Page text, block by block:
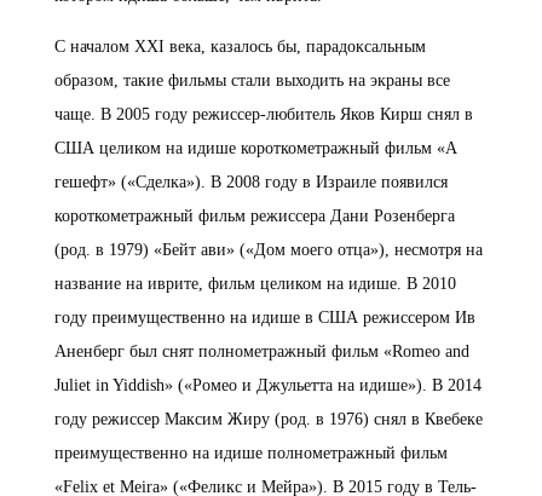
С началом XXI века, казалось бы, парадоксальным
образом, такие фильмы стали выходить на экраны все
чаще. В 2005 году режиссер-любитель Яков Кирш снял в
США целиком на идише короткометражный фильм «А
гешефт» («Сделка»). В 2008 году в Израиле появился
короткометражный фильм режиссера Дани Розенберга
(род. в 1979) «Бейт ави» («Дом моего отца»), несмотря на
название на иврите, фильм целиком на идише. В 2010
году преимущественно на идише в США режиссером Ив
Аненберг был снят полнометражный фильм «Romeo and
Juliet in Yiddish» («Ромео и Джульетта на идише»). В 2014
году режиссер Максим Жиру (род. в 1976) снял в Квебеке
преимущественно на идише полнометражный фильм
«Felix et Meira» («Феликс и Мейра»). В 2015 году в Тель-